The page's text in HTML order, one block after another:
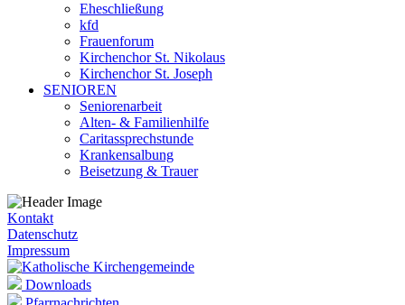
Eheschließung
kfd
Frauenforum
Kirchenchor St. Nikolaus
Kirchenchor St. Joseph
SENIOREN
Seniorenarbeit
Alten- & Familienhilfe
Caritassprechstunde
Krankensalbung
Beisetzung & Trauer
Kontakt
Datenschutz
Impressum
Downloads